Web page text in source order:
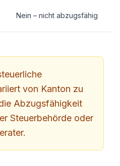
Nein – nicht abzugsfähig
von Kanton zu
Abzugsfähigkeit
Steuerbehörde oder